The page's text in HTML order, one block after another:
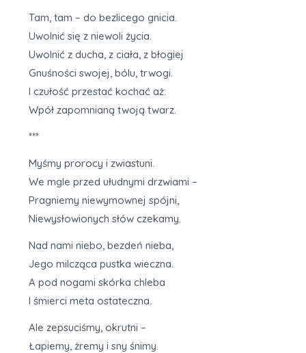
Tam, tam – do bezlicego gnicia.
Uwolnić się z niewoli życia.
Uwolnić z ducha, z ciała, z błogiej
Gnuśności swojej, bólu, trwogi.
I czułość przestać kochać aż:
Wpół zapomnianą twoją twarz.
***
Myśmy prorocy i zwiastuni.
We mgle przed ułudnymi drzwiami –
Pragniemy niewymownej spójni,
Niewysłowionych słów czekamy.
Nad nami niebo, bezdeń nieba,
Jego milcząca pustka wieczna.
A pod nogami skórka chleba
I śmierci meta ostateczna.
Ale zepsuciśmy, okrutni –
Łapiemy, żremy i sny śnimy.